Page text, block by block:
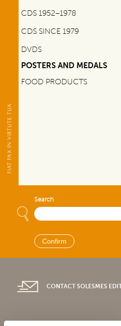
CDS 1952–1978
CDS SINCE 1979
DVDS
POSTERS AND MEDALS
FOOD PRODUCTS
Search
CONTACT SOLESMES